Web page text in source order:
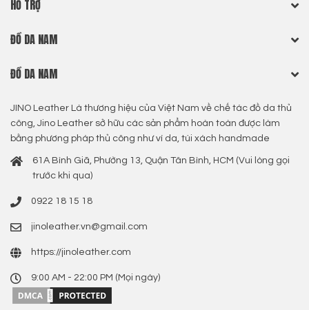
HỖ TRỢ
ĐỒ DA NAM
ĐỒ DA NAM
JINO Leather Là thương hiệu của Việt Nam về chế tác đồ da thủ
công, Jino Leather sở hữu các sản phẩm hoàn toàn được làm
bằng phương pháp thủ công như ví da, túi xách handmade
61A Bình Giã, Phường 13, Quận Tân Bình, HCM (Vui lòng gọi
trước khi qua)
0922 18 15 18
jinoleather.vn@gmail.com
https://jinoleather.com
9:00 AM - 22:00 PM (Mọi ngày)